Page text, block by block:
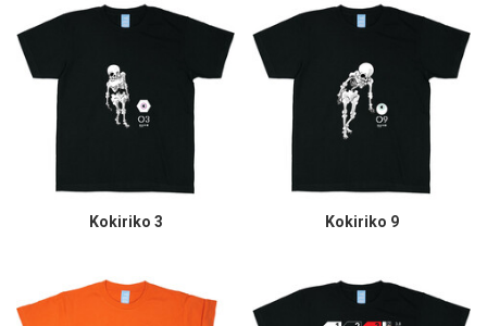
Kokiriko 3 Kokiriko 9